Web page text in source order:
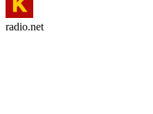
radio.net